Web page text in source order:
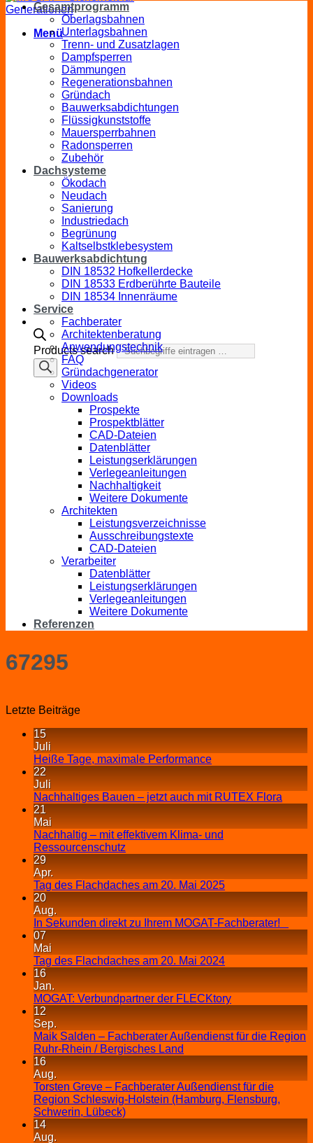
Menü
Products search
Gesamtprogramm
Oberlagsbahnen
Unterlagsbahnen
Trenn- und Zusatzlagen
Dampfsperren
Dämmungen
Regenerationsbahnen
Gründach
Bauwerksabdichtungen
Flüssigkunststoffe
Mauersperrbahnen
Radonsperren
Zubehör
Dachsysteme
Ökodach
Neudach
Sanierung
Industriedach
Begrünung
Kaltselbstklebesystem
Bauwerksabdichtung
DIN 18532 Hofkellerdecke
DIN 18533 Erdberührte Bauteile
DIN 18534 Innenräume
Service
Fachberater
Architektenberatung
Anwendungstechnik
FAQ
Gründachgenerator
Videos
Downloads
Prospekte
Prospektblätter
CAD-Dateien
Datenblätter
Leistungserklärungen
Verlegeanleitungen
Nachhaltigkeit
Weitere Dokumente
Architekten
Leistungsverzeichnisse
Ausschreibungstexte
CAD-Dateien
Verarbeiter
Datenblätter
Leistungserklärungen
Verlegeanleitungen
Weitere Dokumente
Referenzen
67295
Letzte Beiträge
15
Juli
Heiße Tage, maximale Performance
22
Juli
Nachhaltiges Bauen – jetzt auch mit RUTEX Flora
21
Mai
Nachhaltig – mit effektivem Klima- und
Ressourcenschutz
29
Apr.
Tag des Flachdaches am 20. Mai 2025
20
Aug.
In Sekunden direkt zu Ihrem MOGAT-Fachberater!
07
Mai
Tag des Flachdaches am 20. Mai 2024
16
Jan.
MOGAT: Verbundpartner der FLECKtory
12
Sep.
Maik Salden – Fachberater Außendienst für die Region
Ruhr-Rhein / Bergisches Land
16
Aug.
Torsten Greve – Fachberater Außendienst für die
Region Schleswig-Holstein (Hamburg, Flensburg,
Schwerin, Lübeck)
14
Aug.